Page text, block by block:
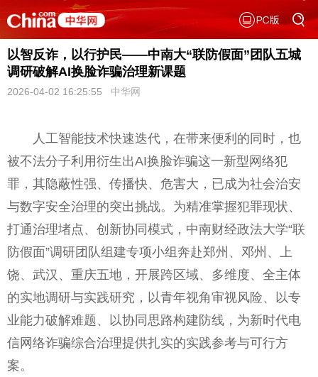
以智反诈，以行护民——中南大“联防假面”团队五城
调研破解AI换脸诈骗治理新课题
2026-04-02 16:25:55 中华网
人工智能技术快速迭代，在带来便利的同时，也
被不法分子利用衍生出AI换脸诈骗这一新型网络犯
罪，其隐蔽性强、传播快、危害大，已成为社会治安
与数字安全治理的突出挑战。为精准掌握犯罪现状、
打通治理堵点、创新协同模式，中南财经政法大学“联
防假面”调研团队组建专项小组奔赴郑州、邓州、上
饶、武汉、重庆五地，开展跨区域、多维度、全主体
的实地调研与实践研究，以青年视角审视风险、以专
业能力破解难题、以协同思路构建防线，为新时代电
信网络诈骗综合治理提供扎实的实践参考与可行方
案。